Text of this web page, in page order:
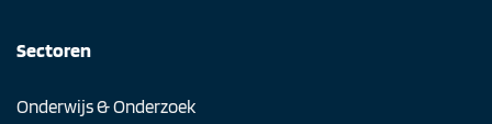
Sectoren
Onderwijs & Onderzoek